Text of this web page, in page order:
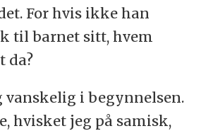
For hvis ikke han
til barnet sitt, hvem
da?
vanskelig i begynnelsen.
hvisket jeg på samisk,